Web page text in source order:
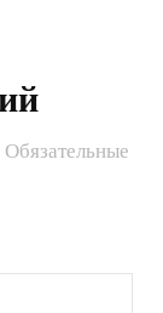
Обязательные